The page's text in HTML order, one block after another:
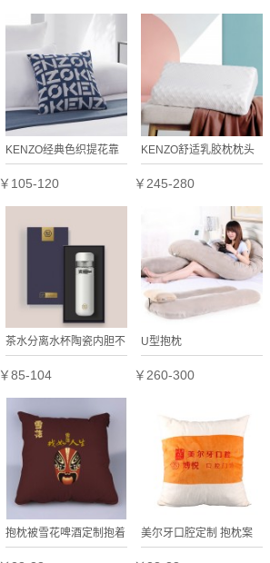
IFJSQ06定制公司广告礼 送客户礼品定制
KENZO经典色织提花靠
垫礼品定制员工福利
￥105-120
KENZO舒适乳胶枕枕头
￥245-280
茶水分离水杯陶瓷内胆不
锈钢保温杯KS20-WT021
定制公司广告礼品
￥85-104
U型抱枕
￥260-300
抱枕被雪花啤酒定制抱着
定制logo
美尔牙口腔定制 抱枕案
例